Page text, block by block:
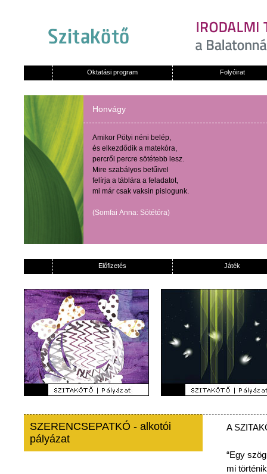
Oktatási program Folyóirat
Honvágy
Amikor Pötyi néni belép,
és elkezdődik a matekóra,
percről percre sötétebb lesz.
Mire szabályos betűivel
felírja a táblára a feladatot,
mi már csak vaksin pislogunk.
(Somfai Anna: Sötétóra)
Előfizetés Játék
SZERENCSEPATKÓ - alkotói
pályázat
A
“Egy szög
mi történik